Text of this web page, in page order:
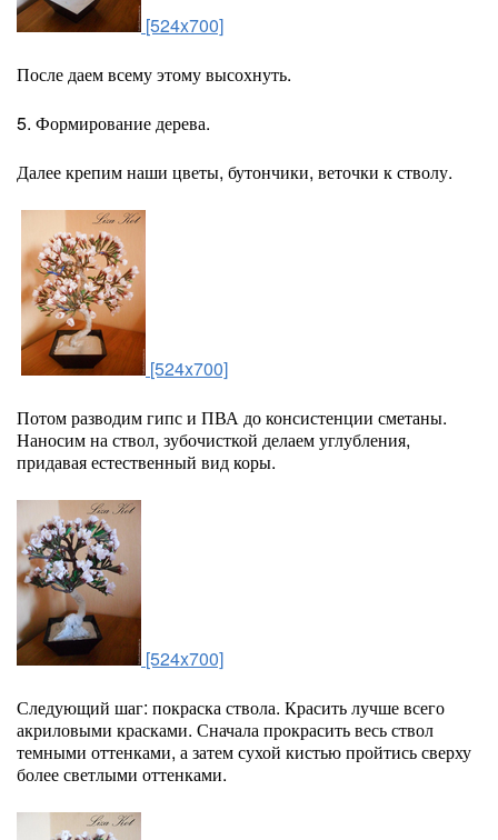
[524x700]
После даем всему этому высохнуть.
5. Формирование дерева.
Далее крепим наши цветы, бутончики, веточки к стволу.
[524x700]
Потом разводим гипс и ПВА до консистенции сметаны.
Наносим на ствол, зубочисткой делаем углубления,
придавая естественный вид коры.
[524x700]
Следующий шаг: покраска ствола. Красить лучше всего
акриловыми красками. Сначала прокрасить весь ствол
темными оттенками, а затем сухой кистью пройтись сверху
более светлыми оттенками.